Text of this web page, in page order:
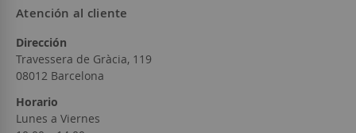
Atención al cliente
Dirección
Travessera de Gràcia, 119
08012 Barcelona
Horario
Lunes a Viernes